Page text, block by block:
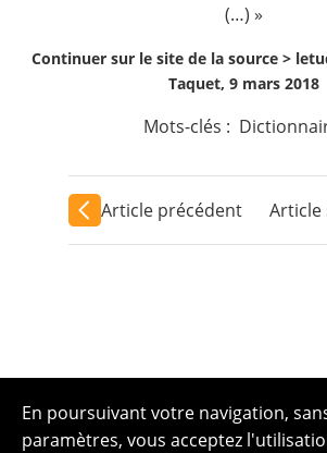
(…) »
Continuer sur le site de la source >
Taquet, 9 mars 2018
Mots-clés :
Article précédent Article
En poursuivant votre navigation,
paramètres, vous acceptez